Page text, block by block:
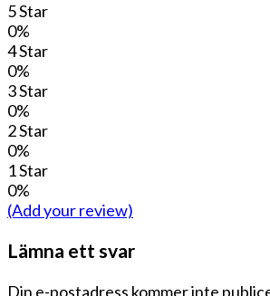
5 Star
0%
4 Star
0%
3 Star
0%
2 Star
0%
1 Star
0%
(Add your review)
Lämna ett svar
Din e-postadress kommer inte